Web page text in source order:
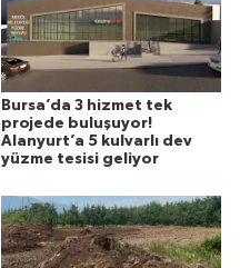
Bursa’da 3 hizmet tek
projede buluşuyor!
Alanyurt’a 5 kulvarlı dev
yüzme tesisi geliyor